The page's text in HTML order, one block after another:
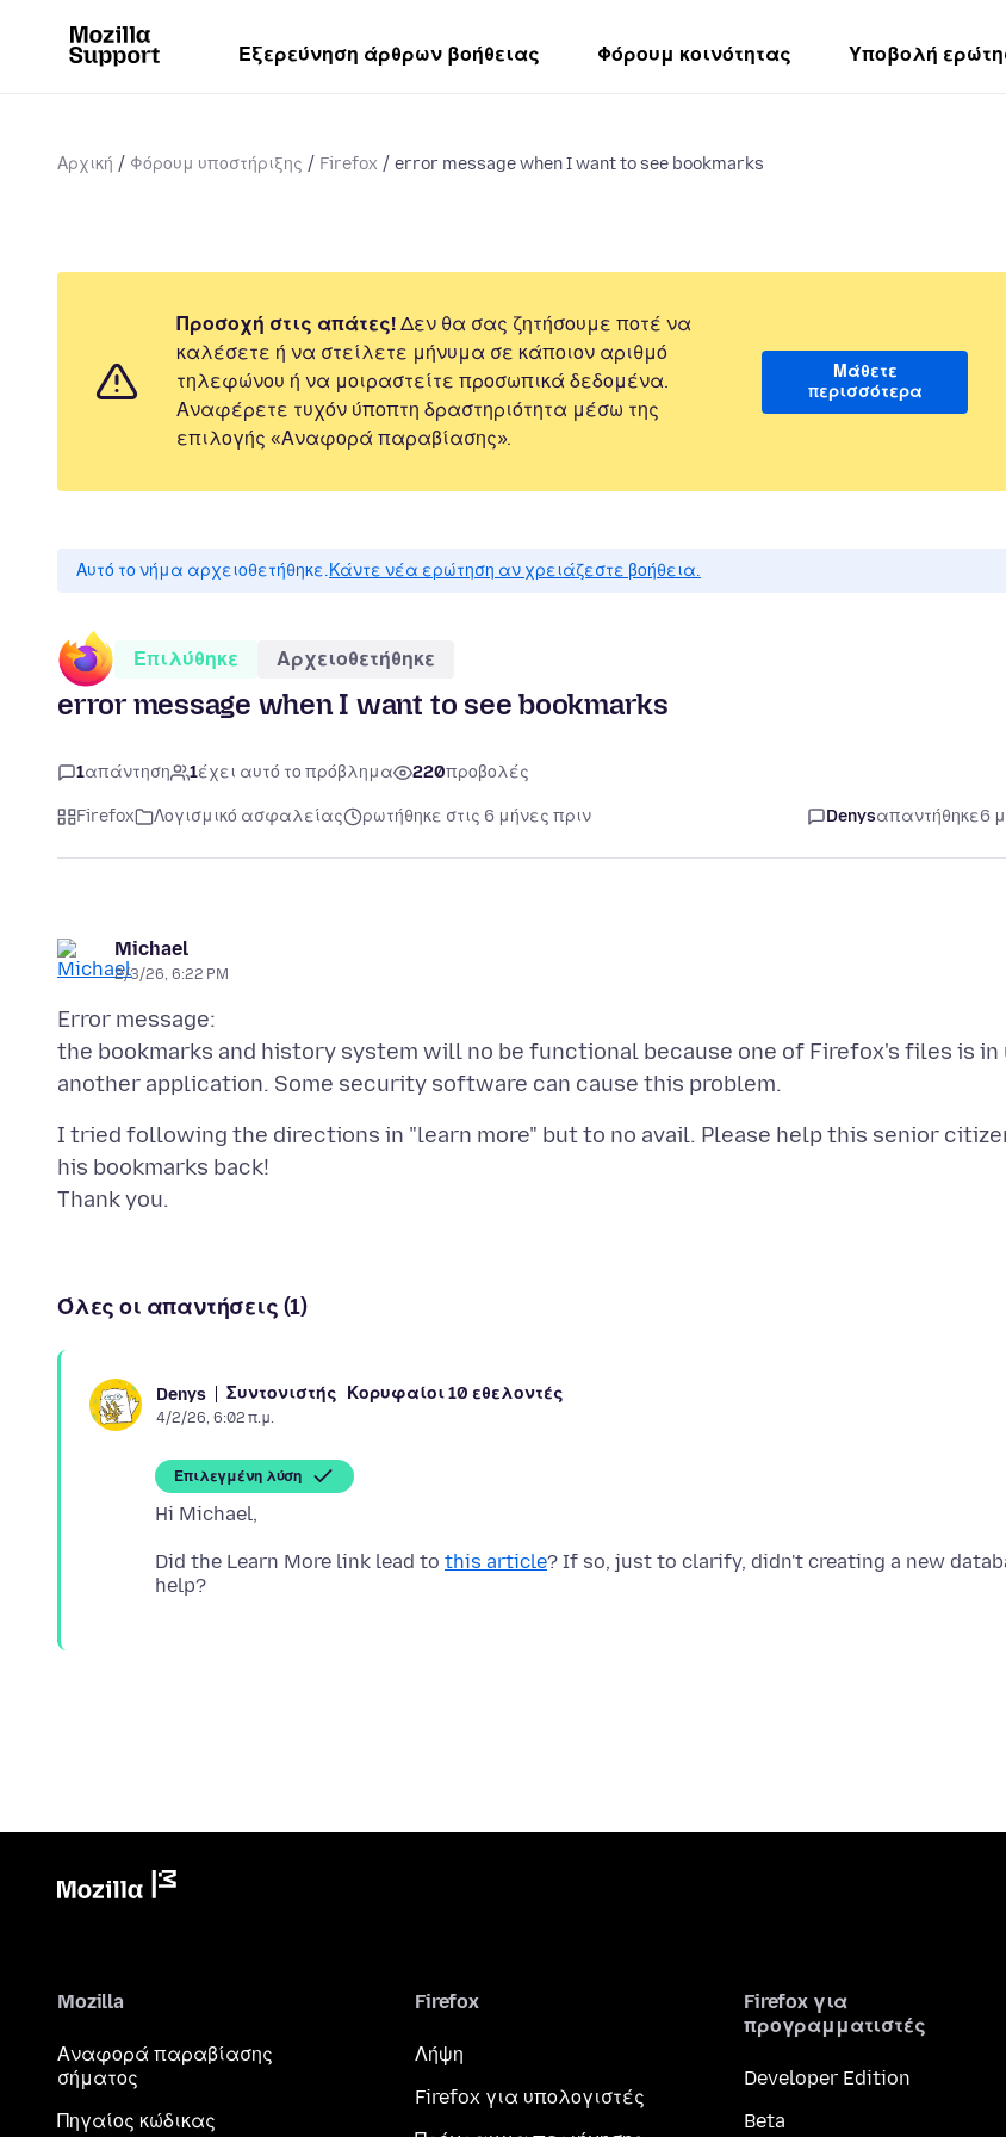
Εξερεύνηση άρθρων βοήθειας Φόρουμ κοινότητας Υποβολή
Αρχική Φόρουμ υποστήριξης Firefox error message when I want to see bookmarks
Προσοχή στις απάτες! Δεν θα σας ζητήσουμε ποτέ να
καλέσετε ή να στείλετε μήνυμα σε κάποιον αριθμό
τηλεφώνου ή να μοιραστείτε προσωπικά δεδομένα.
Αναφέρετε τυχόν ύποπτη δραστηριότητα μέσω της
επιλογής «Αναφορά παραβίασης».
Μάθετε
περισσότερα
Αυτό το νήμα αρχειοθετήθηκε.Κάντε νέα ερώτηση αν χρειάζεστε βοήθεια.
Επιλύθηκε Αρχειοθετήθηκε
error message when I want to see bookmarks
1απάντηση 1έχει αυτό το πρόβλημα 220προβολές
Firefox Λογισμικό ασφαλείας ρωτήθηκε στις 6 μήνες πριν Denysαπαντήθηκε6
Michael
2/3/26, 6:22 PM
Error message:
the bookmarks and history system will no be functional because one of Firefox's files is in
I tried following the directions in "learn more" but to no avail. Please help this senior
his bookmarks back!
Όλες οι απαντήσεις (1)
Denys Συντονιστής Κορυφαίοι 10 εθελοντές
4/2/26, 6:02 π.μ.
Επιλεγμένη λύση
Did the Learn More link lead to this article? If so, just to clarify, didn't creating a new
Mozilla
Αναφορά παραβίασης
σήματος
Πηγαίος κώδικας
Firefox
Λήψη
Firefox για υπολογιστές
Firefox για
προγραμματιστές
Developer Edition
Beta